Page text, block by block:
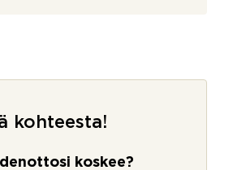
kohteesta!
koskee?